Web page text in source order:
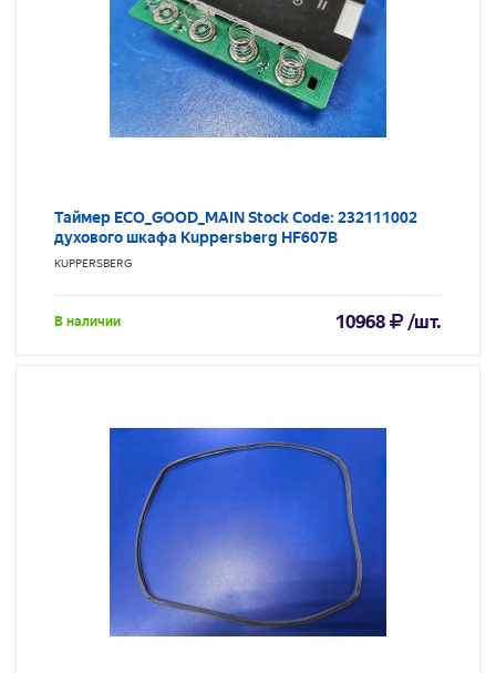
Таймер ECO_GOOD_MAIN Stock Code: 232111002
духового шкафа Kuppersberg HF607B
KUPPERSBERG
В наличии 10968 /шт.